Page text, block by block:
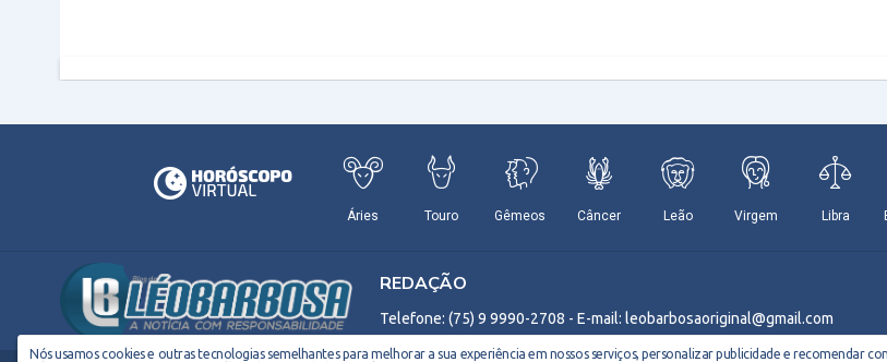
REDAÇÃO
Telefone: (75) 9 9990-2708 - E-mail: leobarbosaoriginal@gmail.com
Nós usamos cookies e outras tecnologias semelhantes para melhorar a sua experiência em nossos serviços, personalizar publicidade e recomendar